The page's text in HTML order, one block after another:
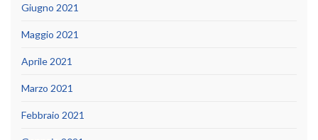
Giugno 2021
Maggio 2021
Aprile 2021
Marzo 2021
Febbraio 2021